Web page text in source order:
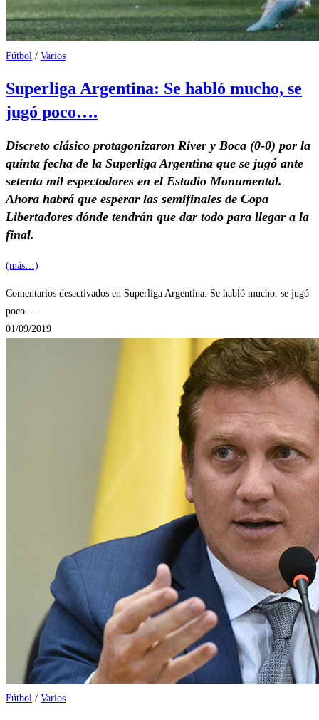
Fútbol / Varios
Superliga Argentina: Se habló mucho, se
jugó poco….
Discreto clásico protagonizaron River y Boca (0-0) por la
quinta fecha de la Superliga Argentina que se jugó ante
setenta mil espectadores en el Estadio Monumental.
Ahora habrá que esperar las semifinales de Copa
Libertadores dónde tendrán que dar todo para llegar a la
final.
(más…)
Comentarios desactivados en Superliga Argentina: Se habló mucho, se jugó
poco….
01/09/2019
Fútbol / Varios